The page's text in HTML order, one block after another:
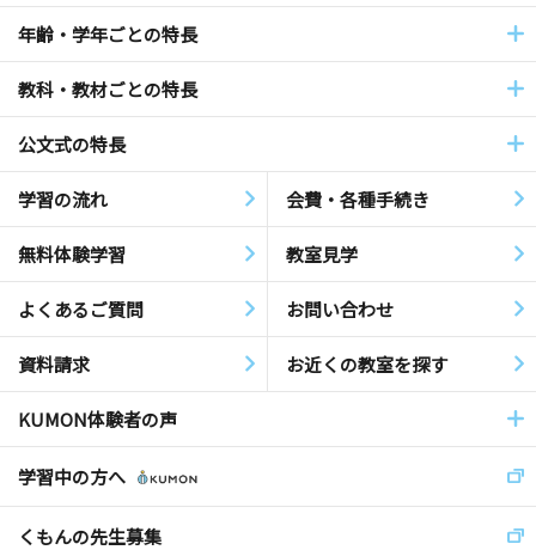
年齢・学年ごとの特長
教科・教材ごとの特長
公文式の特長
学習の流れ 会費・各種手続き
無料体験学習 教室見学
よくあるご質問 お問い合わせ
資料請求 お近くの教室を探す
KUMON体験者の声
学習中の方へ
くもんの先生募集